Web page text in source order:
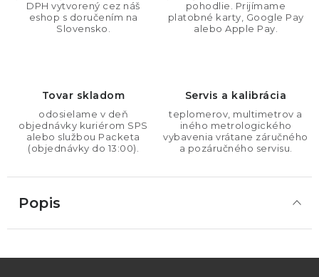
DPH vytvorený cez náš
eshop s doručením na
Slovensko.
pohodlie. Prijímame
platobné karty, Google Pay
alebo Apple Pay.
Tovar skladom
odosielame v deň
objednávky kuriérom SPS
alebo službou Packeta
(objednávky do 13:00).
Servis a kalibrácia
teplomerov, multimetrov a
iného metrologického
vybavenia vrátane záručného
a pozáručného servisu.
Popis